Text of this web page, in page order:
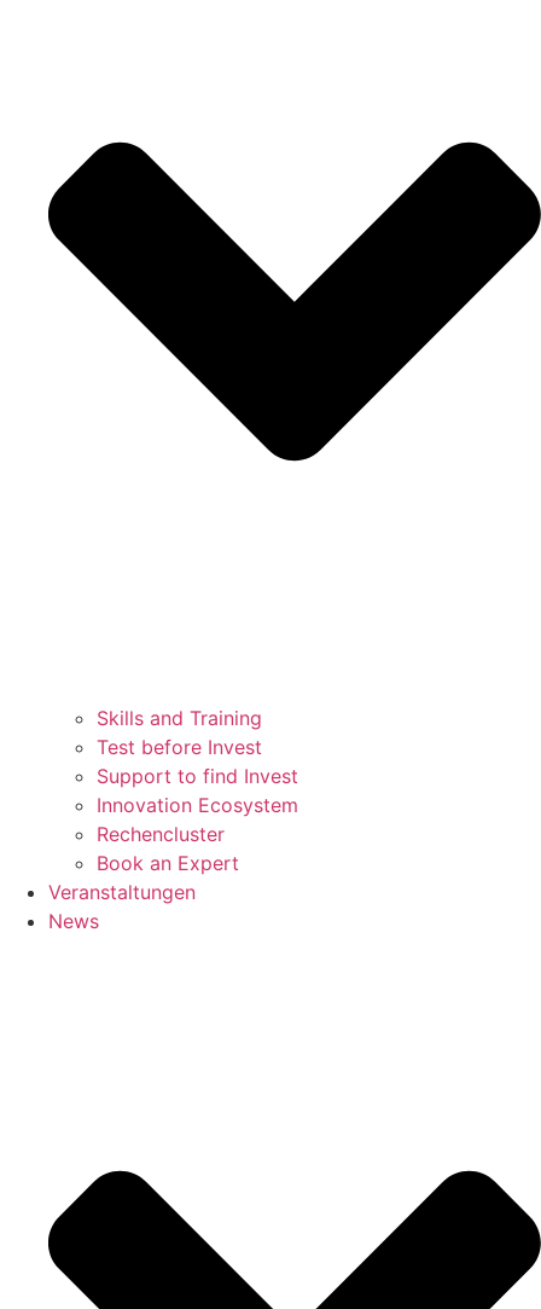
Skills and Training
Test before Invest
Support to find Invest
Innovation Ecosystem
Rechencluster​
Book an Expert
Veranstaltungen
News